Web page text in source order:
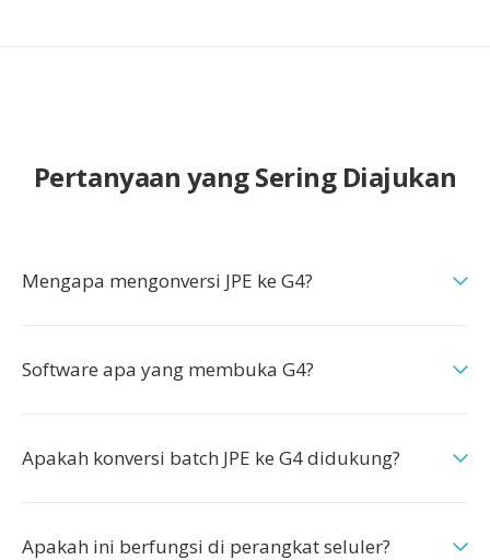
Pertanyaan yang Sering Diajukan
Mengapa mengonversi JPE ke G4?
Software apa yang membuka G4?
Apakah konversi batch JPE ke G4 didukung?
Apakah ini berfungsi di perangkat seluler?